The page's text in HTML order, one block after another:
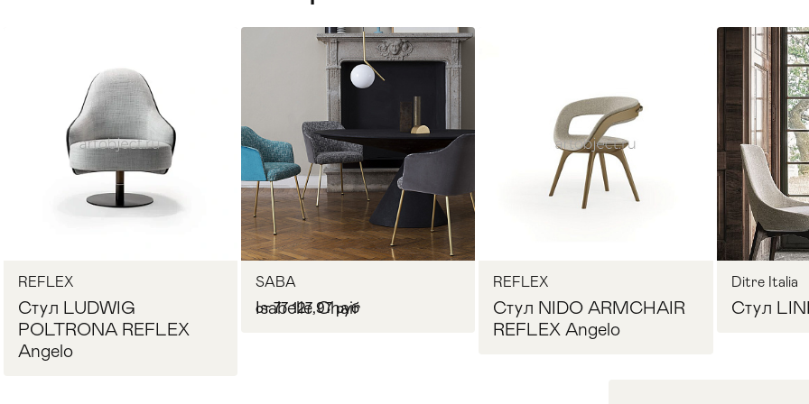
REFLEX
Стул LUDWIG
POLTRONA REFLEX
Angelo
SABA
Isabelle Chair
от 77 127,97 руб
REFLEX
Стул NIDO ARMCHAIR
REFLEX Angelo
Ditre Italia
Стул